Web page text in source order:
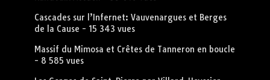
Cascades sur l’Infernet: Vauvenargues et Berges
de la Cause - 15 343 vues
Massif du Mimosa et Crêtes de Tanneron en boucle
- 8 585 vues